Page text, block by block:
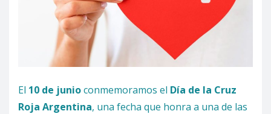
El 10 de junioconmemoramos el Día de la Cruz
Roja Argentina, una fecha que honra a una de las